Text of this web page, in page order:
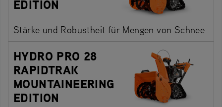
EDITION
Stärke und Robustheit für Mengen von Schnee
HYDRO PRO 28
RAPIDTRAK
MOUNTAINEERING
EDITION